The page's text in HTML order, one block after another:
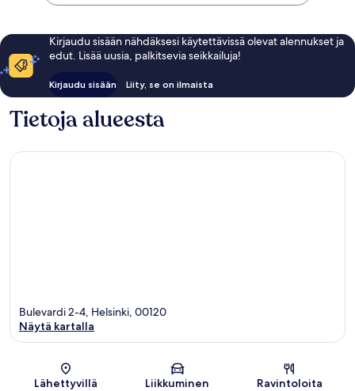
Kirjaudu sisään nähdäksesi käytettävissä olevat alennukset ja
edut. Lisää uusia, palkitsevia seikkailuja!
Kirjaudu sisään Liity, se on ilmaista
Tietoja alueesta
Kartta
Bulevardi 2-4, Helsinki, 00120
Näytä kartalla
Lähettyvillä Liikkuminen Ravintoloita